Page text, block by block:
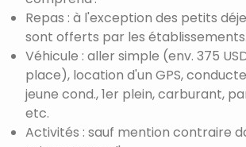
Repas : à l'exception des petits
sont offerts par les établissements.
Véhicule : aller simple (env. 375
place), location d'un GPS,
jeune cond., 1er plein, carburant,
etc.
Activités : sauf mention contraire